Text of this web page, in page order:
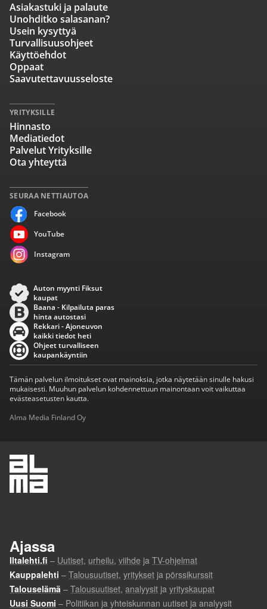
SEURAA NETTIAUTOA
Facebook
YouTube
Instagram
Asiakastuki ja palaute
Unohditko salasanan?
Usein kysyttyä
Turvallisuusohjeet
Käyttöehdot
Oppaat
Saavutettavuusseloste
YRITYKSILLE
Hinnasto
Mediatiedot
Palvelut Yrityksille
Ota yhteyttä
Auton myynti Fiksut
kaupat
Baana - Kilpailuta paras
hinta autostasi
Rekkari - Ajoneuvon
kaikki tiedot heti
Ohjeet turvalliseen
kaupankäyntiin
Tämän palvelun ilmoitukset ovat mainoksia, jotka näytetään sinulle hakusi
mukaisesti. Muuhun palvelun kohdennettuun mainontaan voit vaikuttaa
evästeasetusten kautta.
Alma Media Finland Oy